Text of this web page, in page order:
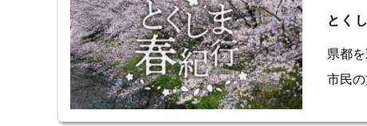
とく
県都
市民